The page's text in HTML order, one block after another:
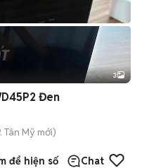
3
Đen
Tân Mỹ mới)
để hiện số Chat